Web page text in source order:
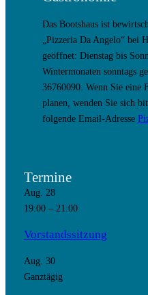
Das Bootshaus ist
„Pizzeria Da Angelo“ bei
geöffnet: Dienstag bis
Wintermonaten sonntags
36760090. Wenn Sie eine
planen, wenden Sie sich
folgende Email-Adresse
Termine
Aug. 28
19:00– 21:00
Vorstandssitzung
Aug. 30
Ganztägig